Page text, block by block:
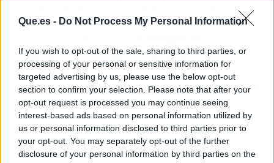
Que.es - Do Not Process My Personal Information
If you wish to opt-out of the sale, sharing to third parties, or
processing of your personal or sensitive information for
targeted advertising by us, please use the below opt-out
section to confirm your selection. Please note that after your
opt-out request is processed you may continue seeing
interest-based ads based on personal information utilized by
us or personal information disclosed to third parties prior to
your opt-out. You may separately opt-out of the further
disclosure of your personal information by third parties on the
asesoría y cuidado de la salud bucal para sus
vanguardia y un amplio equipo de
profesionalesen todas las especialidades del
cuidado bucodental, por lo que quienes deciden
optar por esta clínica para el cuidado de su
salud bucal, están poniendo su confianza en las
mejores manos.